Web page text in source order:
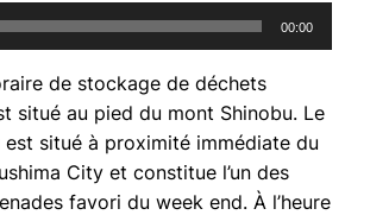
00:00
de stockage de déchets
situé au pied du mont Shinobu. Le
est situé à proximité immédiate du
City et constitue l’un des
favori du week end. À l’heure